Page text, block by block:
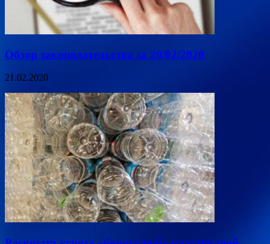
Обзор законодательства за 20/02/2020
21.02.2020